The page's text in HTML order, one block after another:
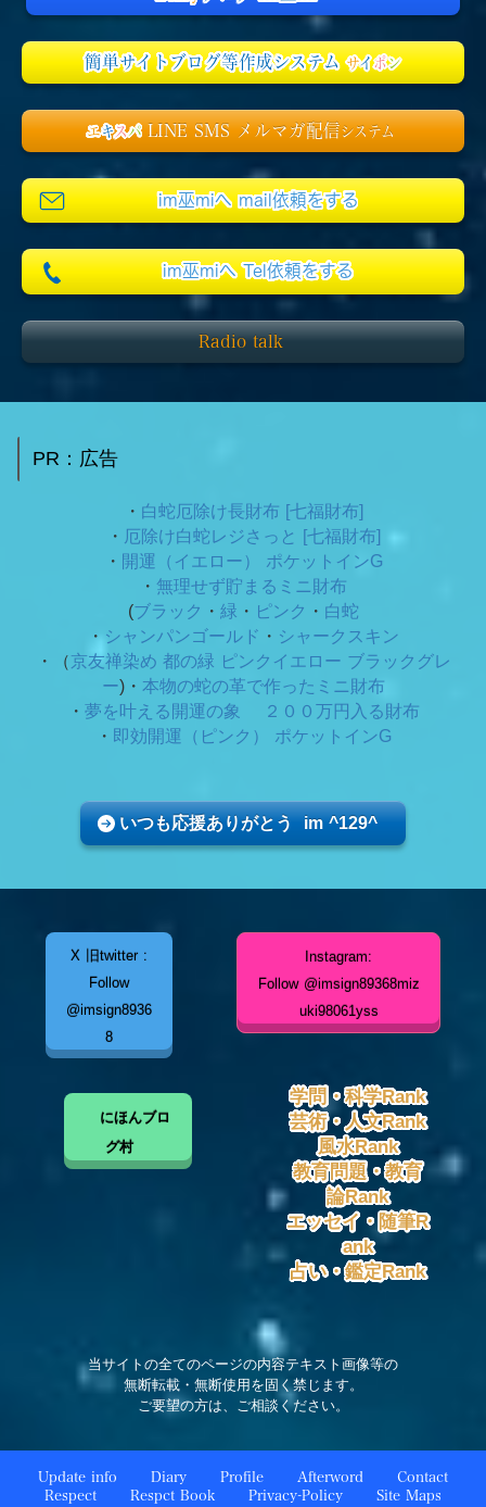
簡単サイトブログ等作成システム サイポン
エキスパ LINE SMS メルマガ配信システム
im巫miへ mail依頼をする
im巫miへ Tel依頼をする
Radio talk
PR：広告
・ 白蛇厄除け長財布 [七福財布]
・ 厄除け白蛇レジさっと [七福財布]
・ 開運（イエロー） ポケットインG
・ 無理せず貯まるミニ財布
(ブラック ・ 緑 ・ ピンク ・ 白蛇
・ シャンパンゴールド ・ シャークスキン
・（京友禅染め 都の緑 ピンクイエロー ブラックグレ
ー)・ 本物の蛇の革で作ったミニ財布
・ 夢を叶える開運の象 ２００万円入る財布
・ 即効開運（ピンク） ポケットインG
いつも応援ありがとう im ^129^
X 旧twitter :
Follow
@imsign8936
8
Instagram:
Follow @imsign89368miz
uki98061yss
にほんブロ
グ村
学問・科学Rank
芸術・人文Rank
風水Rank
教育問題・教育
論Rank
エッセイ・随筆R
ank
占い・鑑定Rank
当サイトの全てのページの内容テキスト画像等の
無断転載・無断使用を固く禁じます。
ご要望の方は、ご相談ください。
Update info Diary Profile Afterword
Contact
Respect
Respct Book Privacy-Policy Site Maps